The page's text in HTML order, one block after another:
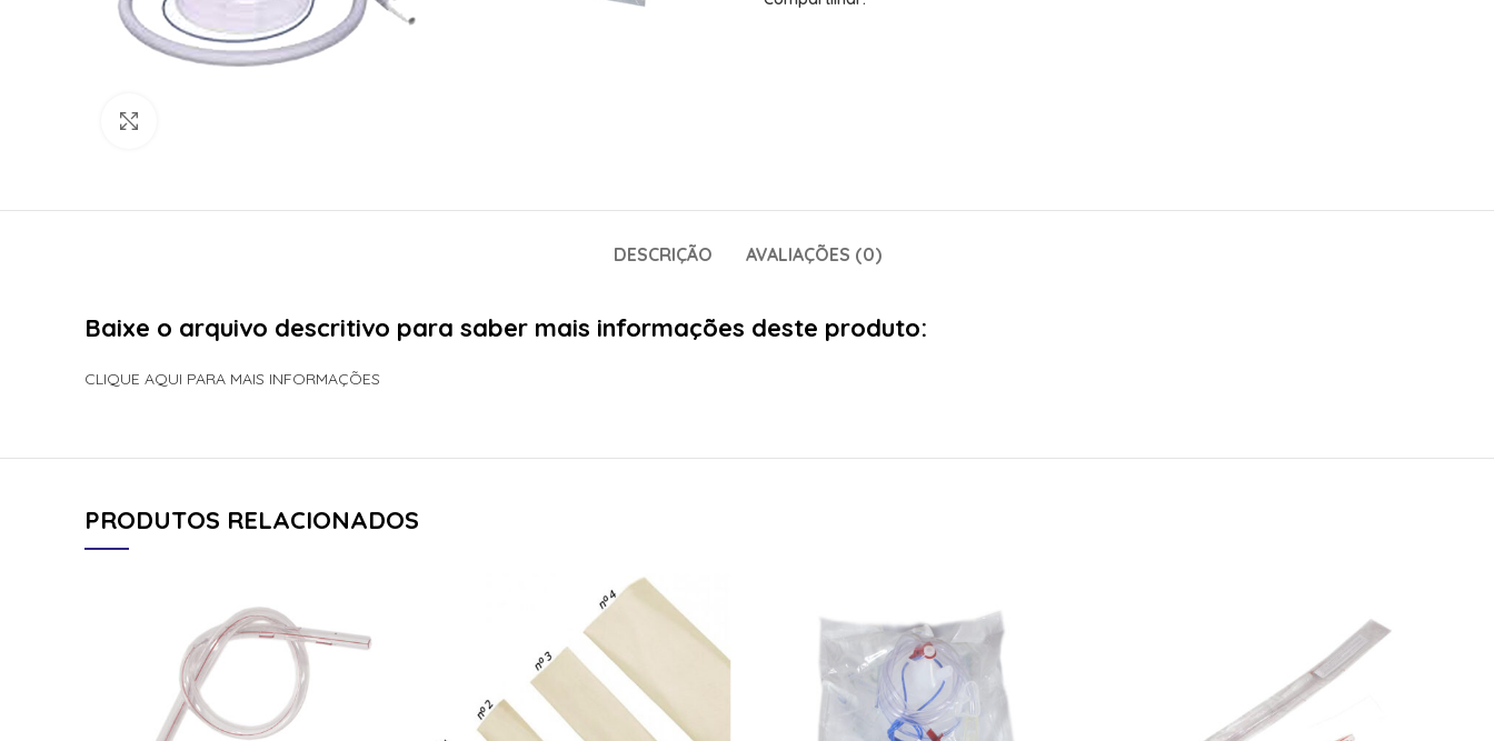
DESCRIÇÃO AVALIAÇÕES (0)
Baixe o arquivo descritivo para saber mais informações deste produto:
CLIQUE AQUI PARA MAIS INFORMAÇÕES
PRODUTOS RELACIONADOS